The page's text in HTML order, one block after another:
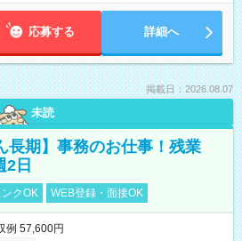
応募する 詳細へ
掲載日：2026.08.07
未読
長期】事務のお仕事！残業
2日
ンクOK WEB登録・面接OK
57,600円